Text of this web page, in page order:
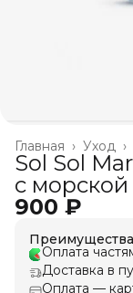
Уход ›
Главная ›
Sol Sol
с
900 ₽
Преимущества
Оплата
Доставка в
Оплата —